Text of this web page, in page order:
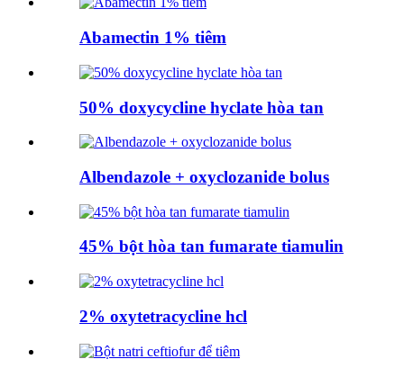
Abamectin 1% tiêm
50% doxycycline hyclate hòa tan
Albendazole + oxyclozanide bolus
45% bột hòa tan fumarate tiamulin
2% oxytetracycline hcl